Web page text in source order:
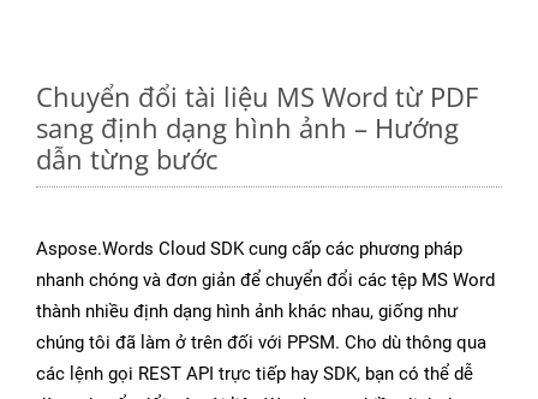
Chuyển đổi tài liệu MS Word từ PDF
sang định dạng hình ảnh – Hướng
dẫn từng bước
Aspose.Words Cloud SDK cung cấp các phương pháp
nhanh chóng và đơn giản để chuyển đổi các tệp MS Word
thành nhiều định dạng hình ảnh khác nhau, giống như
chúng tôi đã làm ở trên đối với PPSM. Cho dù thông qua
các lệnh gọi REST API trực tiếp hay SDK, bạn có thể dễ